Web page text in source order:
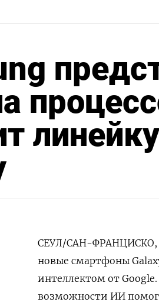
СЕУЛ/САН-ФРАНЦИСКО,
новые смартфоны
интеллектом от
возможности ИИ